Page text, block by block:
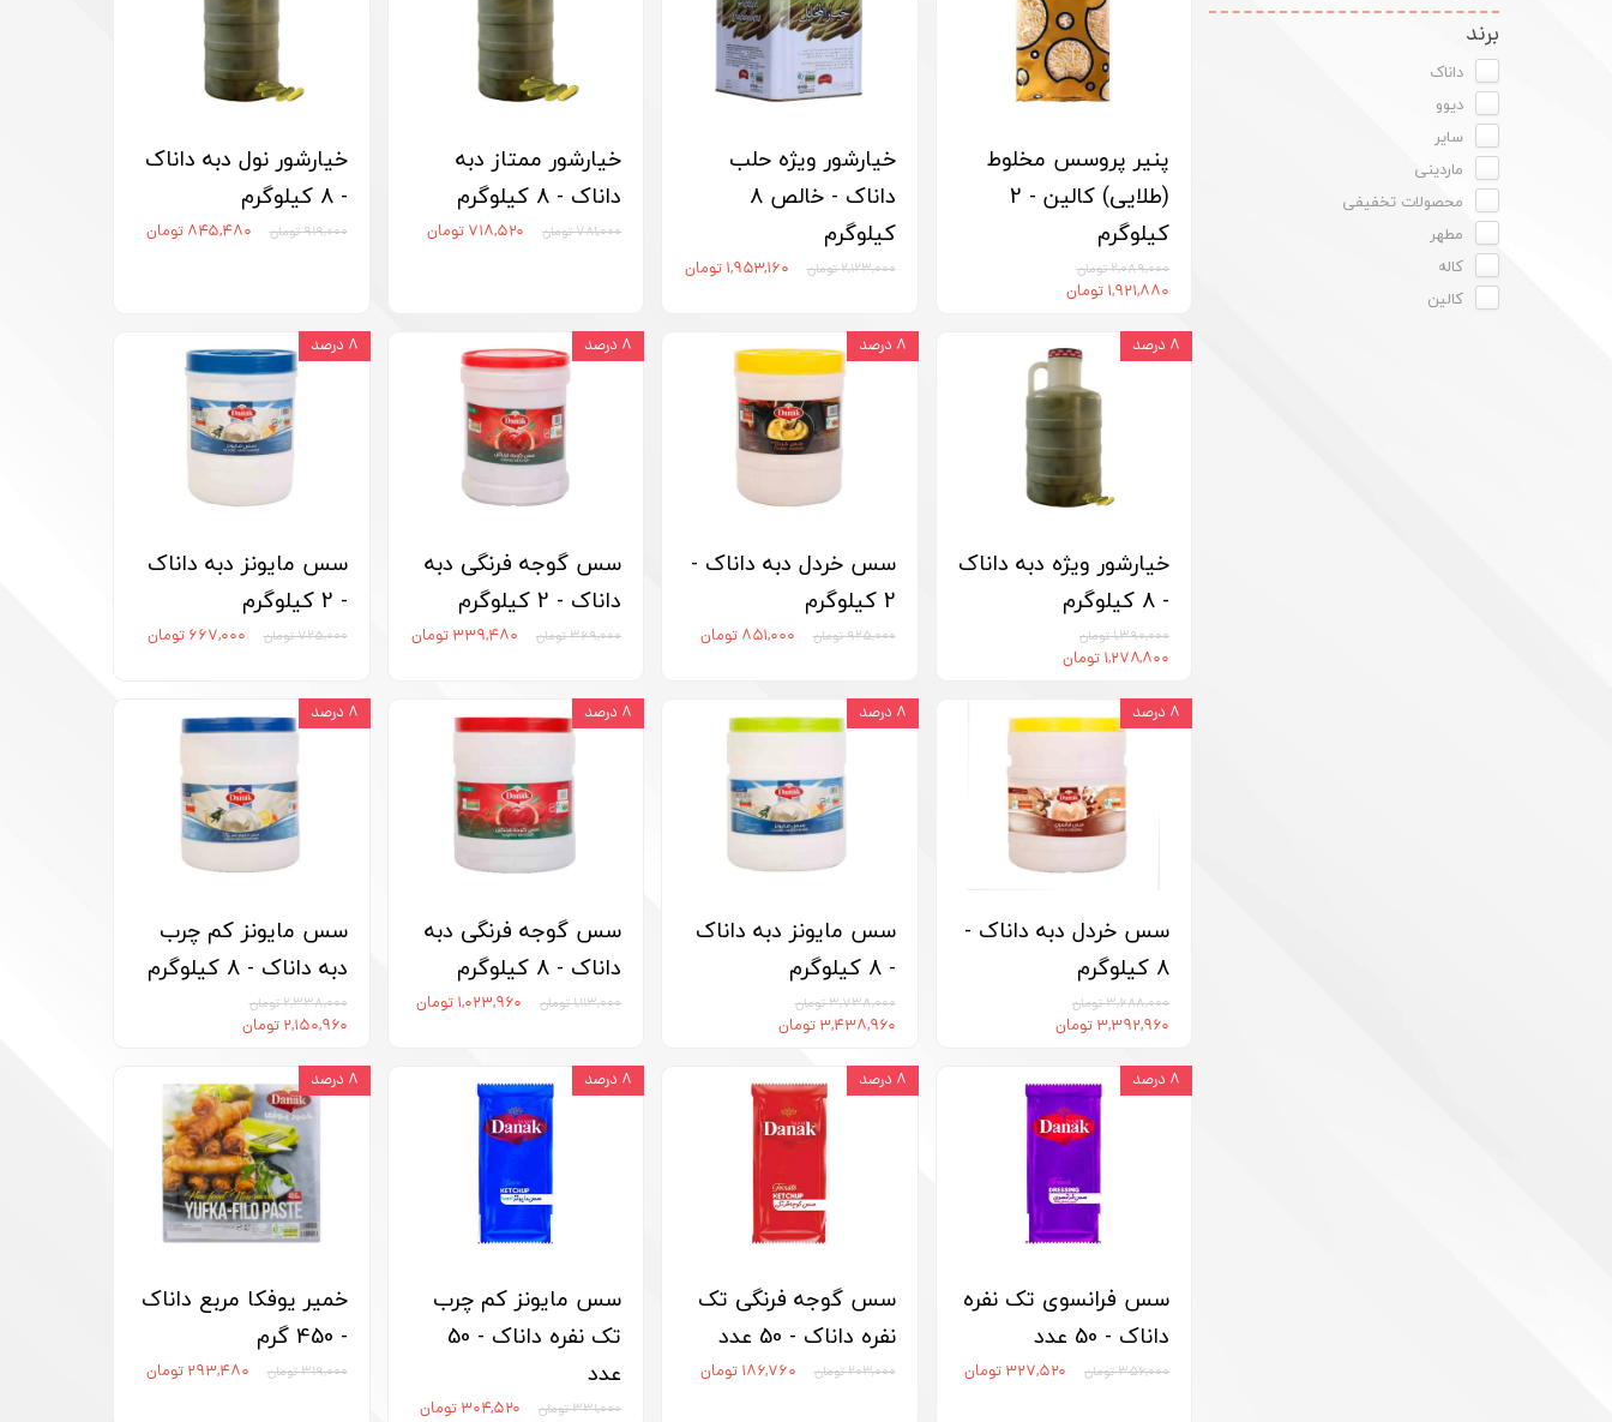
برند
داناک
دیوو
سایر
ماردینی
محصولات تخفیفی
مطهر
کاله
کالین
پنیر پروسس مخلوط
(طلایی) کالین - 2
کیلوگرم
۲,۰۸۹,۰۰۰ تومان
۱,۹۲۱,۸۸۰ تومان
خیارشور ویژه حلب
داناک - خالص 8
کیلوگرم
۲,۱۲۳,۰۰۰ تومان ۱,۹۵۳,۱۶۰ تومان
خیارشور ممتاز دبه
داناک - 8 کیلوگرم
۷۸۱,۰۰۰ تومان ۷۱۸,۵۲۰ تومان
خیارشور نول دبه داناک
- 8 کیلوگرم
۹۱۹,۰۰۰ تومان ۸۴۵,۴۸۰ تومان
خیارشور ویژه دبه داناک
- 8 کیلوگرم
۱,۳۹۰,۰۰۰ تومان
۱,۲۷۸,۸۰۰ تومان
۸ درصد
سس خردل دبه داناک -
2 کیلوگرم
۹۲۵,۰۰۰ تومان ۸۵۱,۰۰۰ تومان
۸ درصد
سس گوجه فرنگی دبه
داناک - 2 کیلوگرم
۳۶۹,۰۰۰ تومان ۳۳۹,۴۸۰ تومان
۸ درصد
سس مایونز دبه داناک
- 2 کیلوگرم
۷۲۵,۰۰۰ تومان ۶۶۷,۰۰۰ تومان
۸ درصد
سس خردل دبه داناک -
8 کیلوگرم
۳,۶۸۸,۰۰۰ تومان
۳,۳۹۲,۹۶۰ تومان
۸ درصد
سس مایونز دبه داناک
- 8 کیلوگرم
۳,۷۳۸,۰۰۰ تومان
۳,۴۳۸,۹۶۰ تومان
۸ درصد
سس گوجه فرنگی دبه
داناک - 8 کیلوگرم
۱,۱۱۳,۰۰۰ تومان ۱,۰۲۳,۹۶۰ تومان
۸ درصد
سس مایونز کم چرب
دبه داناک - 8 کیلوگرم
۲,۳۳۸,۰۰۰ تومان
۲,۱۵۰,۹۶۰ تومان
۸ درصد
سس فرانسوی تک نفره
داناک - 50 عدد
۳۵۶,۰۰۰ تومان ۳۲۷,۵۲۰ تومان
۸ درصد
سس گوجه فرنگی تک
نفره داناک - 50 عدد
۲۰۳,۰۰۰ تومان ۱۸۶,۷۶۰ تومان
۸ درصد
سس مایونز کم چرب
تک نفره داناک - 50
عدد
۳۳۱,۰۰۰ تومان ۳۰۴,۵۲۰ تومان
۸ درصد
خمیر یوفکا مربع داناک
- 450 گرم
۳۱۹,۰۰۰ تومان ۲۹۳,۴۸۰ تومان
۸ درصد